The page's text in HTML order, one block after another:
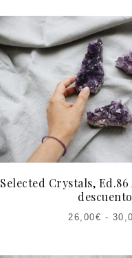
Selected Crystals, Ed.86
26,00€ -